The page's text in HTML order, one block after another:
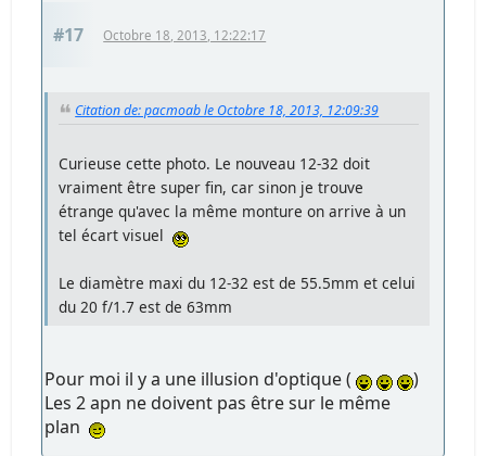
#17 Octobre 18, 2013, 12:22:17
Citation de: pacmoab le Octobre 18, 2013, 12:09:39
Curieuse cette photo. Le nouveau 12-32 doit
vraiment être super fin, car sinon je trouve
étrange qu'avec la même monture on arrive à un
tel écart visuel
Le diamètre maxi du 12-32 est de 55.5mm et celui
du 20 f/1.7 est de 63mm
Pour moi il y a une illusion d'optique (
)
Les 2 apn ne doivent pas être sur le même
plan